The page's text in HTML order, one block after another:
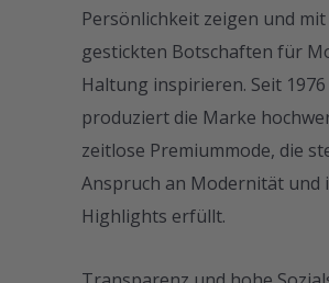
Persönlichkeit zeigen und mit
gestickten Botschaften für
Haltung inspirieren. Seit 1976
produziert die Marke
zeitlose Premiummode, die
Anspruch an Modernität und
Highlights erfüllt.